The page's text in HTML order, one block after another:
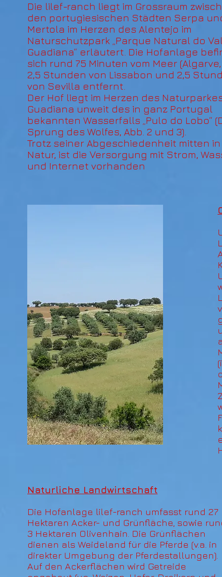
Die lilef-ranch liegt im Grossraum
den portugiesischen Städten Serpa
Mertola im Herzen des Alentejo im
Naturschutzpark „Parque Natural do
Guadiana“ erläutert. Die Hofanlage
sich rund 75 Minuten vom Meer (Algarve,
2,5 Stunden von Lissabon und 2,5
von Sevilla entfernt.
Der Hof liegt im Herzen des
Guadiana unweit des in ganz Portugal
bekannten Wasserfalls „Pulo do Lobo“
Sprung des Wolfes, Abb. 2 und 3).
Trotz seiner Abgeschiedenheit mitten
Natur, ist die Versorgung mit Strom,
und Internet vorhanden
Naturliche Landwirtschaft
Die Hofanlage lilef-ranch umfasst rund 27
Hektaren Acker- und Grünfläche, sowie
3 Hektaren Olivenhain. Die Grünflächen
dienen als Weideland für die Pferde (v.a. in
direkter Umgebung der Pferdestallungen).
Auf den Ackerflächen wird Getreide